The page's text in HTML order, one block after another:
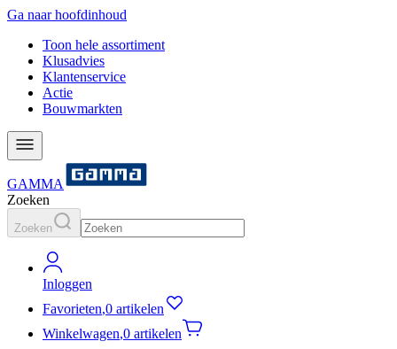
Ga naar hoofdinhoud
Toon hele assortiment
Klusadvies
Klantenservice
Actie
Bouwmarkten
GAMMA
Zoeken
Zoeken
Inloggen
Favorieten,0 artikelen
Winkelwagen,0 artikelen